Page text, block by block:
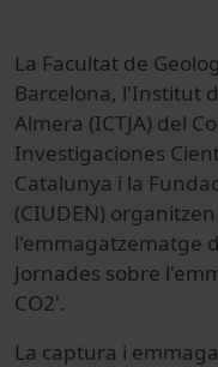
La Facultat de
Barcelona, l'Institut
Almera (ICTJA) del
Investigaciones
Catalunya i la
(CIUDEN)
l'emmagatzematge
Jornades sobre
CO2'.
La captura i